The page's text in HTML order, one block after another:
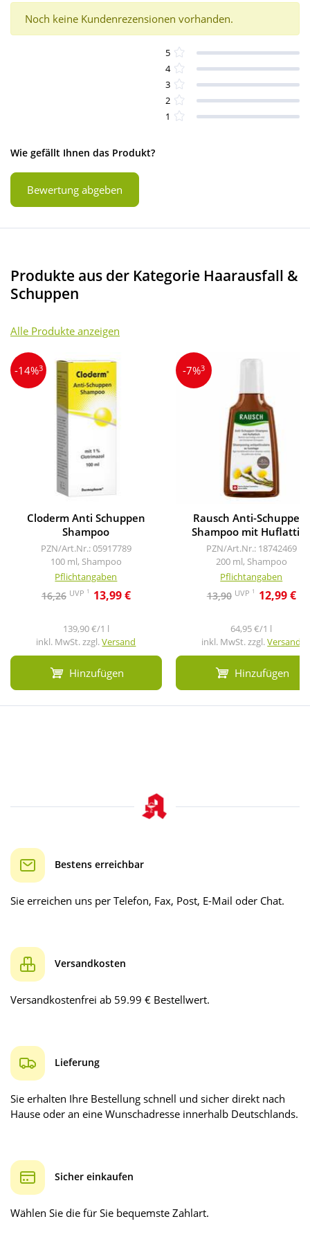
Noch keine Kundenrezensionen vorhanden.
5
4
3
2
1
Wie gefällt Ihnen das Produkt?
Bewertung abgeben
Produkte aus der Kategorie Haarausfall &
Schuppen
Alle Produkte anzeigen
-14%3
Cloderm Anti Schuppen
Shampoo
PZN/Art.Nr.: 05917789
100 ml, Shampoo
Pflichtangaben
16,26 UVP 1 13,99 €
139,90 €/1 l
inkl. MwSt. zzgl.Versand
Hinzufügen
-7%3
Rausch Anti-Schuppen-
Shampoo mit
PZN/Art.Nr.: 18742469
200 ml, Shampoo
Pflichtangaben
13,90 UVP 1 12,99 €
64,95 €/1 l
inkl. MwSt. zzgl.Versand
Hinzufügen
Bestens erreichbar
Sie erreichen uns per Telefon, Fax, Post, E-Mail oder Chat.
Versandkosten
Versandkostenfrei ab 59.99 € Bestellwert.
Lieferung
Sie erhalten Ihre Bestellung schnell und sicher direkt nach
Hause oder an eine Wunschadresse innerhalb Deutschlands.
Sicher einkaufen
Wählen Sie die für Sie bequemste Zahlart.